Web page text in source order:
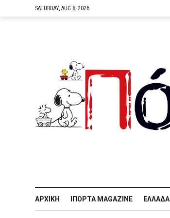
SATURDAY, AUG 8, 2026
ΑΡΧΙΚΉ IΠΌΡΤΑ MAGAZINE ΕΛΛΆΔΑ